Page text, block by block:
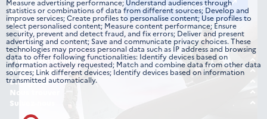
Prendre contact
Choisir votre métier
Tous les domaines
Formations
Nous rejoindre
Offre d’emplois
Candidature spontanée
Être guidé
Étudiant
Jeune professionnel
Nous trouver
Nos implantations
Suivez-nous
Instagram
Measure advertising performance; Understand audiences through
statistics or combinations of data from different sources; Develop and
improve services; Create profiles to personalise content; Use profiles to
select personalised content; Measure content performance; Ensure
security, prevent and detect fraud, and fix errors; Deliver and present
advertising and content; Save and communicate privacy choices. These
technologies may process personal data such as IP address and browsing
data to offer following functionalities: Identify devices based on
information actively requested; Match and combine data from other data
sources; Link different devices; Identify devices based on information
transmitted automatically.